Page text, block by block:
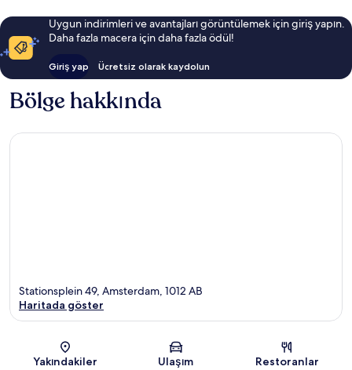
Uygun indirimleri ve avantajları görüntülemek için giriş yapın.
Daha fazla macera için daha fazla ödül!
Giriş yap Ücretsiz olarak kaydolun
Bölge hakkında
Harita
Stationsplein 49, Amsterdam, 1012 AB
Haritada göster
Yakındakiler Ulaşım Restoranlar